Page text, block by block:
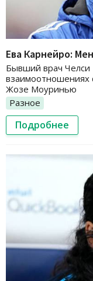
Ева Карнейро:
Бывший врач Челси
Жозе Моуринью
Разное
Подробнее